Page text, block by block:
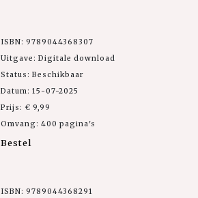
ISBN: 9789044368307
Uitgave: Digitale download
Status: Beschikbaar
Datum: 15-07-2025
Prijs: € 9,99
Omvang: 400 pagina's
Bestel
ISBN: 9789044368291